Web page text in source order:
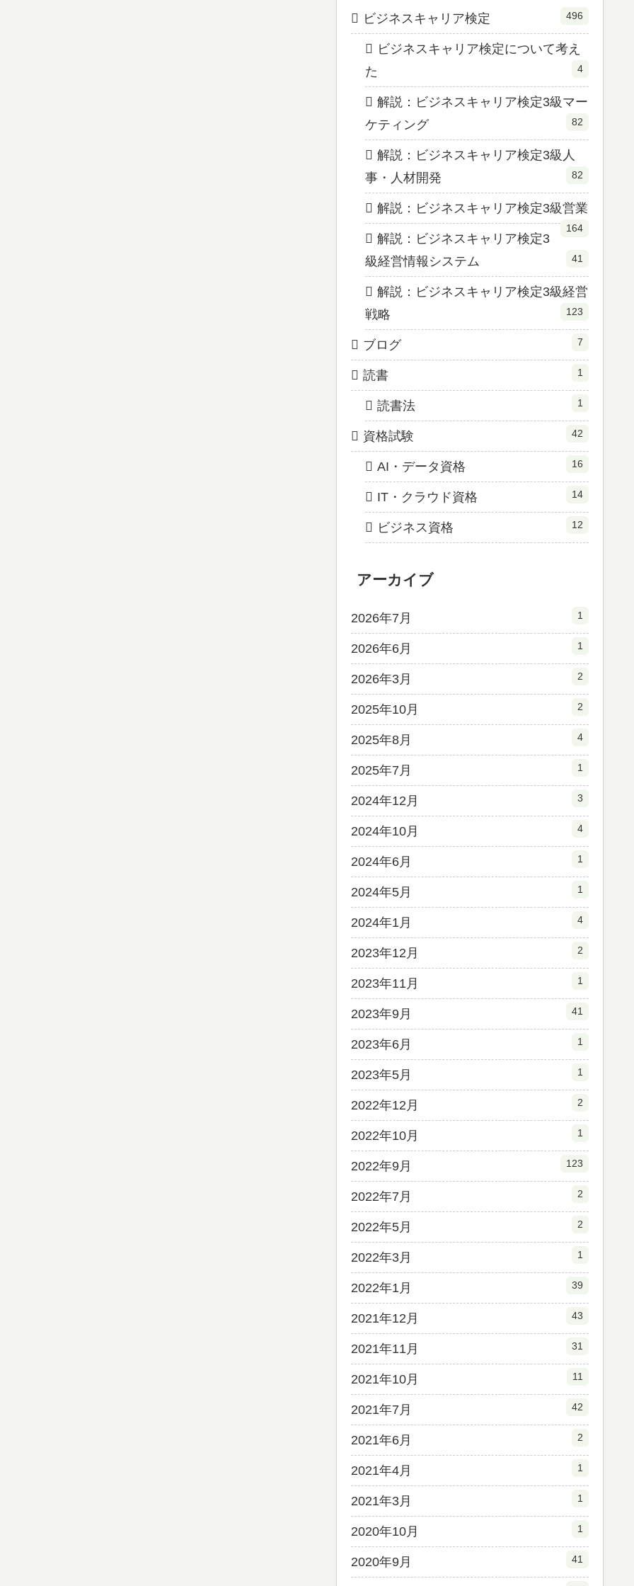
ビジネスキャリア検定 496
ビジネスキャリア検定について考え
た
4
解説：ビジネスキャリア検定3級マー
ケティング
82
解説：ビジネスキャリア検定3級人
事・人材開発
82
解説：ビジネスキャリア検定3級営業
164
解説：ビジネスキャリア検定3
級経営情報システム
41
解説：ビジネスキャリア検定3級経営
戦略
123
ブログ 7
読書 1
読書法 1
資格試験 42
AI・データ資格 16
IT・クラウド資格 14
ビジネス資格 12
アーカイブ
2026年7月 1
2026年6月 1
2026年3月 2
2025年10月 2
2025年8月 4
2025年7月 1
2024年12月 3
2024年10月 4
2024年6月 1
2024年5月 1
2024年1月 4
2023年12月 2
2023年11月 1
2023年9月 41
2023年6月 1
2023年5月 1
2022年12月 2
2022年10月 1
2022年9月 123
2022年7月 2
2022年5月 2
2022年3月 1
2022年1月 39
2021年12月 43
2021年11月 31
2021年10月 11
2021年7月 42
2021年6月 2
2021年4月 1
2021年3月 1
2020年10月 1
2020年9月 41